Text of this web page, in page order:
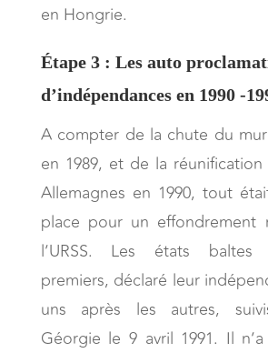
en Hongrie.
Étape 3 : Les auto
d’indépendances en 1990 -
A compter de la chute du
en 1989, et de la
Allemagnes en 1990, tout
place pour un effondrement
l’URSS. Les états
premiers, déclaré leur
uns après les autres,
Géorgie le 9 avril 1991. Il